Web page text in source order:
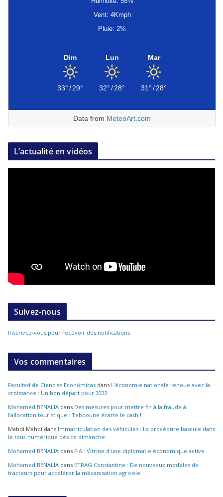
Vent: 4Kmph
Pluie: 2%
Dim
33°/29°
Lun
32°/28°
Mar
31°/28°
Data from MeteoArt.com
L’actualité en vidéos
Suivez-nous
Inscrivez-vous pour recevoir des notifications
Vos commentaires
Facultad de Ciencias Económicas dans L’économie nationale renoue avec la
croissance : Un bon départ pour 2022
Mohamed BENALIA dans Des mesures pour mettre fin à la fraude à
l’allocation touristique : Tebboune écarte le cash !
Mahdi Mahdi dans Immatriculation des véhicules : La procédure bascule dans
le tout-numérique dès ce dimanche
Mohamed BENALIA dans FIA : Vitrine d’une diplomatie économique active
Mohamed BENALIA dans ETRAG Constantine : De nouveaux modèles de
tracteurs pour accélérer la mécanisation agricole